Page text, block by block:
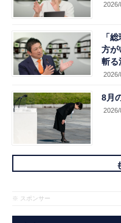
「
方
斬る
8月
※ スポンサー